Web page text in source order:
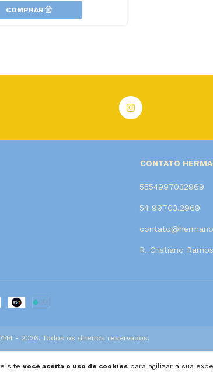
site você aceita o uso de cookies para agilizar a sua
CONTATO
5554997032969
54 99703.2969
R. Cristiano
- 2026. Todos os direitos reservados.